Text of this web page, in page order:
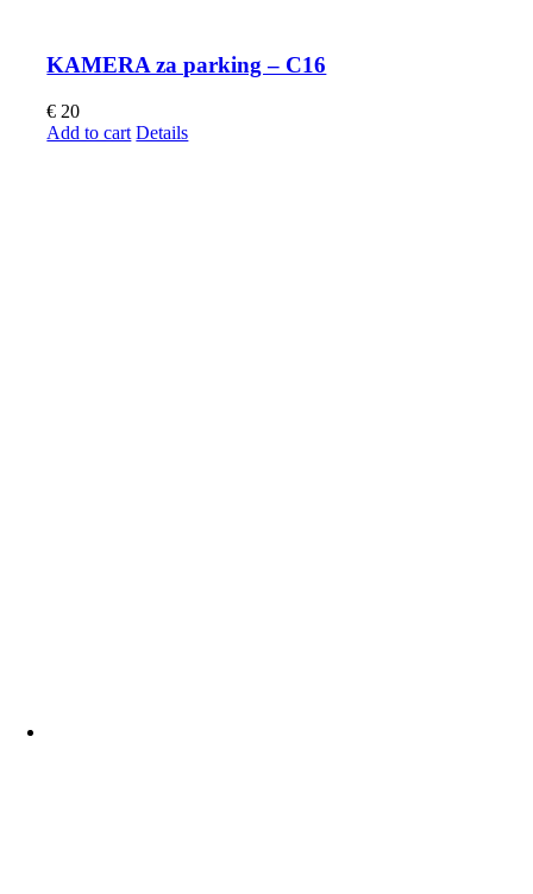
KAMERA za parking – C16
€ 20
Add to cart Details